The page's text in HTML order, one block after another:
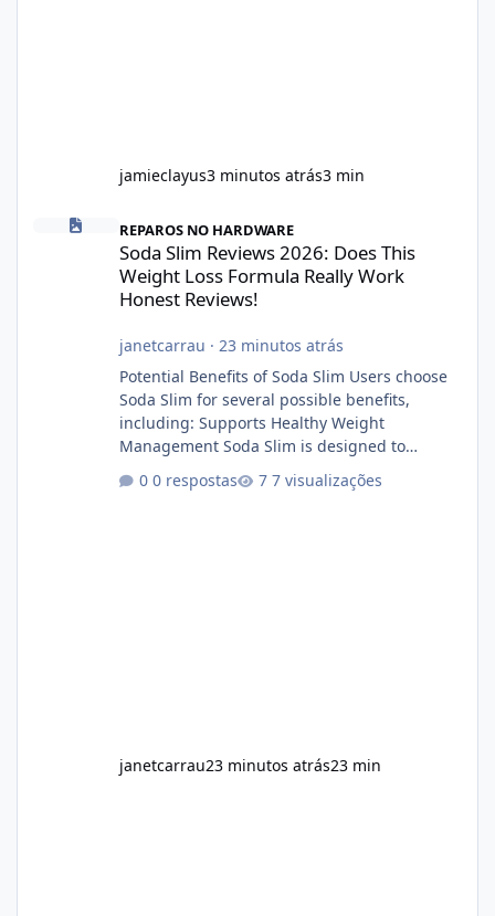
jamieclayus3 minutos atrás3 min
REPAROS NO HARDWARE
Soda Slim Reviews 2026: Does This
Weight Loss Formula Really Work
Honest Reviews!
janetcarrau · 23 minutos atrás
Potential Benefits of Soda Slim Users choose
Soda Slim for several possible benefits,
including: Supports Healthy Weight
Management Soda Slim is designed to
exercise rather than replace them.
0 respostas 7 visualizações
janetcarrau23 minutos atrás23 min